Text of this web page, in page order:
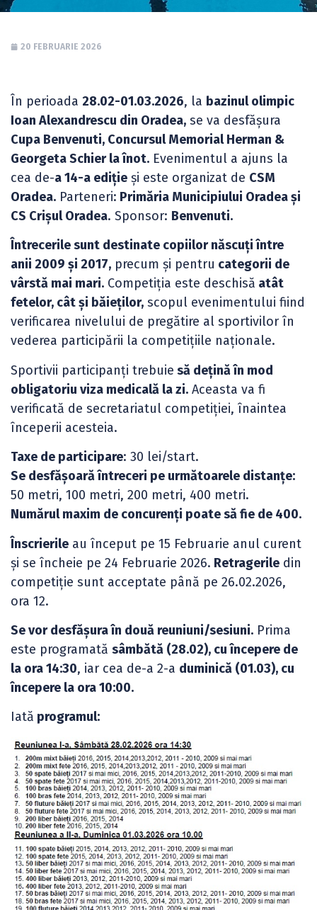
20 FEBRUARIE 2026
În perioada 28.02-01.03.2026, la bazinul olimpic
Ioan Alexandrescu din Oradea, se va desfășura
Cupa Benvenuti, Concursul Memorial Herman &
Georgeta Schier la înot. Evenimentul a ajuns la
cea de-a 14-a ediție și este organizat de CSM
Oradea. Parteneri: Primăria Municipiului Oradea și
CS Crișul Oradea. Sponsor: Benvenuti.
Întrecerile sunt destinate copiilor născuți între
anii 2009 și 2017, precum și pentru categorii de
vârstă mai mari. Competiția este deschisă atât
fetelor, cât și băieților, scopul evenimentului fiind
verificarea nivelului de pregătire al sportivilor în
vederea participării la competițiile naționale.
Sportivii participanți trebuie să dețină în mod
obligatoriu viza medicală la zi. Aceasta va fi
verificată de secretariatul competiției, înaintea
începerii acesteia.
Taxe de participare: 30 lei/start.
Se desfășoară întreceri pe următoarele distanțe:
50 metri, 100 metri, 200 metri, 400 metri.
Numărul maxim de concurenți poate să fie de 400.
Înscrierile au început pe 15 Februarie anul curent
și se încheie pe 24 Februarie 2026. Retragerile din
competiție sunt acceptate până pe 26.02.2026,
ora 12.
Se vor desfășura în două reuniuni/sesiuni. Prima
este programată sâmbătă (28.02), cu începere de
la ora 14:30, iar cea de-a 2-a duminică (01.03), cu
începere la ora 10:00.
Iată programul: